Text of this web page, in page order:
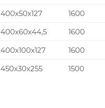
400x50x127
1600
400x60x44,5
1600
400x100x127
1600
450x30x255 1500